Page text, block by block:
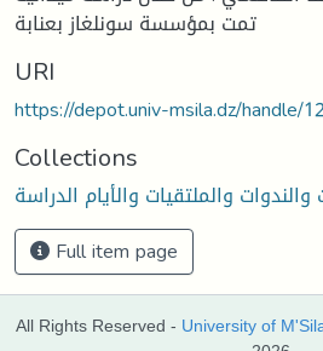
تمت بمؤسسة سونلغاز بعنابة
URI
https://depot.univ-msila.dz/handle/
Collections
والندوات والملتقيات والأيام الدراسة
Full item page
All Rights Reserved - University of